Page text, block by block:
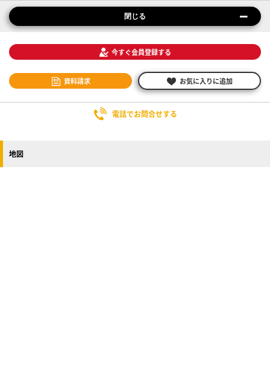
閉じる
今すぐ会員登録する
資料請求 お気に入りに追加
電話でお問合せする
地図